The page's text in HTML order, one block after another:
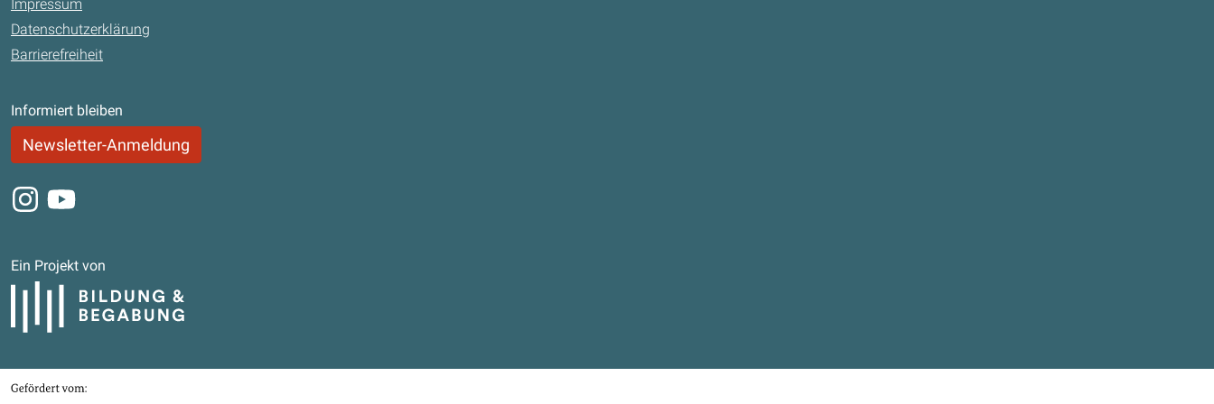
Impressum
Datenschutzerklärung
Barrierefreiheit
Informiert bleiben
Newsletter-Anmeldung
Instagram
Youtube
Ein Projekt von
Bildung und Begabung
Gefördert von
Bundesministerium für Bildung, Familie, Senioren, Frauen und Jugend